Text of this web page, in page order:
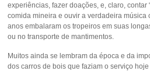
experiências, fazer doações, e, claro, contar
comida mineira e ouvir a verdadeira música
anos embalaram os tropeiros em suas
ou no transporte de mantimentos.
Muitos ainda se lembram da época e da
dos carros de bois que faziam o serviço